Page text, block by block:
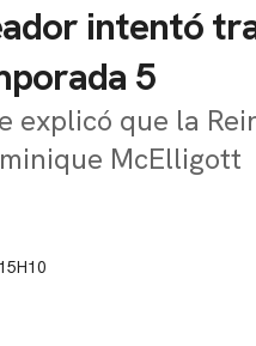
intentó
5
explicó que la
McElligott